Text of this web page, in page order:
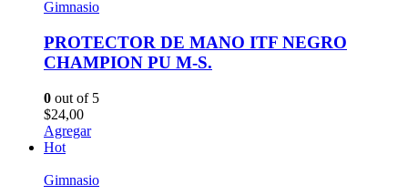
Gimnasio
PROTECTOR DE MANO ITF NEGRO
CHAMPION PU M-S.
0 out of 5
$24,00
Agregar
Hot
Gimnasio